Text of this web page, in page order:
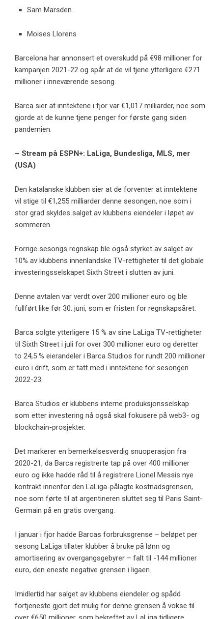
Sam Marsden
Moises Llorens
Barcelona har annonsert et overskudd på €98 millioner for
kampanjen 2021-22 og spår at de vil tjene ytterligere €271
millioner i inneværende sesong.
Barca sier at inntektene i fjor var €1,017 milliarder, noe som
gjorde at de kunne tjene penger for første gang siden
pandemien.
– Stream på ESPN+: LaLiga, Bundesliga, MLS, mer
(USA)
Den katalanske klubben sier at de forventer at inntektene
vil stige til €1,255 milliarder denne sesongen, noe som i
stor grad skyldes salget av klubbens eiendeler i løpet av
sommeren.
Forrige sesongs regnskap ble også styrket av salget av
10% av klubbens innenlandske TV-rettigheter til det globale
investeringsselskapet Sixth Street i slutten av juni.
Denne avtalen var verdt over 200 millioner euro og ble
fullført like før 30. juni, som er fristen for regnskapsåret.
Barca solgte ytterligere 15 % av sine LaLiga TV-rettigheter
til Sixth Street i juli for over 300 millioner euro og deretter
to 24,5 % eierandeler i Barca Studios for rundt 200 millioner
euro i drift, som er tatt med i inntektene for sesongen
2022-23.
Barca Studios er klubbens interne produksjonsselskap
som etter investering nå også skal fokusere på web3- og
blockchain-prosjekter.
Det markerer en bemerkelsesverdig snuoperasjon fra
2020-21, da Barca registrerte tap på over 400 millioner
euro og ikke hadde råd til å registrere Lionel Messis nye
kontrakt innenfor den LaLiga-pålagte kostnadsgrensen,
noe som førte til at argentineren sluttet seg til Paris Saint-
Germain på en gratis overgang.
I januar i fjor hadde Barcas forbruksgrense – beløpet per
sesong LaLiga tillater klubber å bruke på lønn og
amortisering av overgangsgebyrer – falt til -144 millioner
euro, den eneste negative grensen i ligaen.
Imidlertid har salget av klubbens eiendeler og spådd
fortjeneste gjort det mulig for denne grensen å vokse til